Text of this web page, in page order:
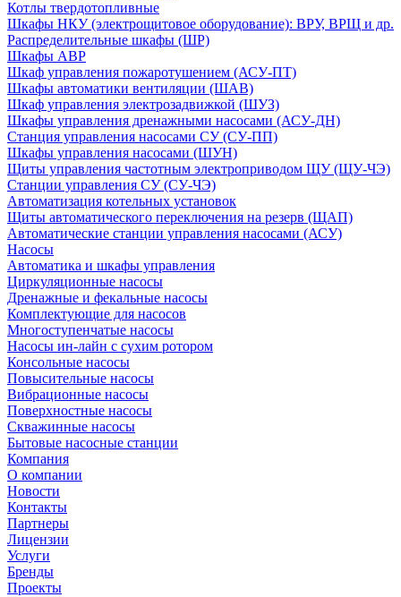
Котлы твердотопливные
Шкафы НКУ (электрощитовое оборудование): ВРУ, ВРЩ и др.
Распределительные шкафы (ШР)
Шкафы АВР
Шкаф управления пожаротушением (АСУ-ПТ)
Шкафы автоматики вентиляции (ШАВ)
Шкаф управления электрозадвижкой (ШУЗ)
Шкафы управления дренажными насосами (АСУ-ДН)
Станция управления насосами СУ (СУ-ПП)
Шкафы управления насосами (ШУН)
Щиты управления частотным электроприводом ЩУ (ЩУ-ЧЭ)
Станции управления СУ (СУ-ЧЭ)
Автоматизация котельных установок
Щиты автоматического переключения на резерв (ЩАП)
Автоматические станции управления насосами (АСУ)
Насосы
Автоматика и шкафы управления
Циркуляционные насосы
Дренажные и фекальные насосы
Комплектующие для насосов
Многоступенчатые насосы
Насосы ин-лайн с сухим ротором
Консольные насосы
Повысительные насосы
Вибрационные насосы
Поверхностные насосы
Скважинные насосы
Бытовые насосные станции
Компания
О компании
Новости
Контакты
Партнеры
Лицензии
Услуги
Бренды
Проекты